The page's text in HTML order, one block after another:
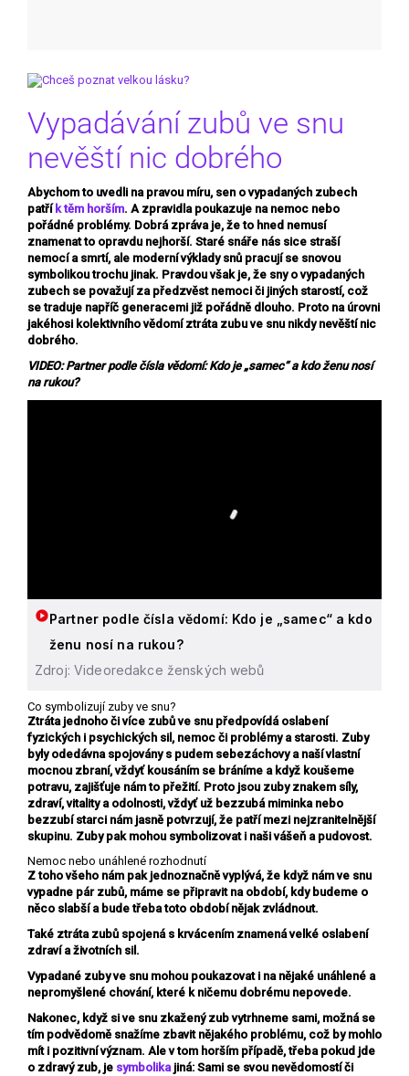
Vypadávání zubů ve snu
nevěští nic dobrého
Abychom to uvedli na pravou míru, sen o vypadaných zubech
patří k těm horším. A zpravidla poukazuje na nemoc nebo
pořádné problémy. Dobrá zpráva je, že to hned nemusí
znamenat to opravdu nejhorší. Staré snáře nás sice straší
nemocí a smrtí, ale moderní výklady snů pracují se snovou
symbolikou trochu jinak. Pravdou však je, že sny o vypadaných
zubech se považují za předzvěst nemoci či jiných starostí, což
se traduje napříč generacemi již pořádně dlouho. Proto na úrovni
jakéhosi kolektivního vědomí ztráta zubu ve snu nikdy nevěští nic
dobrého.
VIDEO: Partner podle čísla vědomí: Kdo je „samec“ a kdo ženu nosí
na rukou?
Partner podle čísla vědomí: Kdo je „samec“ a kdo
ženu nosí na rukou?
Zdroj: Videoredakce ženských webů
Co symbolizují zuby ve snu?
Ztráta jednoho či více zubůve snu předpovídá oslabení
fyzických i psychických sil, nemoc či problémy a starosti. Zuby
byly odedávna spojovány s pudem sebezáchovy a naší vlastní
mocnou zbraní, vždyť kousáním se bráníme a když koušeme
potravu, zajišťuje nám to přežití. Proto jsou zuby znakem síly,
zdraví, vitality a odolnosti, vždyť už bezzubá miminka nebo
bezzubí starci nám jasně potvrzují, že patří mezi nejzranitelnější
skupinu. Zuby pak mohou symbolizovat i naši vášeň a pudovost.
Nemoc nebo unáhlené rozhodnutí
Z toho všeho nám pak jednoznačně vyplývá, že když nám ve snu
vypadne pár zubů, máme se připravit na období, kdy budeme o
něco slabší a bude třeba toto období nějak zvládnout.
Také ztráta zubů spojená s krvácením znamená velké oslabení
zdraví a životních sil.
Vypadané zuby ve snu mohou poukazovat i na nějaké unáhlené a
nepromyšlené chování, které k ničemu dobrému nepovede.
Nakonec, když si ve snu zkažený zub vytrhneme sami, možná se
tím podvědomě snažíme zbavit nějakého problému, což by mohlo
mít i pozitivní význam. Ale v tom horším případě, třeba pokud jde
o zdravý zub, je symbolikajiná: Sami se svou nevědomostí či